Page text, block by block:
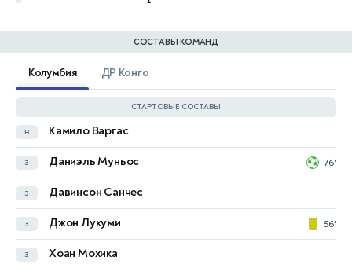
СОСТАВЫ КОМАНД
Колумбия ДР Конго
СТАРТОВЫЕ СОСТАВЫ
в Камило Варгас
з Даниэль Муньос 76'
з Давинсон Санчес
з Джон Лукуми 56'
з Хоан Мохика
в Лионель Мпаси-Нзау
з Эдо Кайембе
з Артур Масуаку
з Стив Капюади
з Аксель Туанзебе